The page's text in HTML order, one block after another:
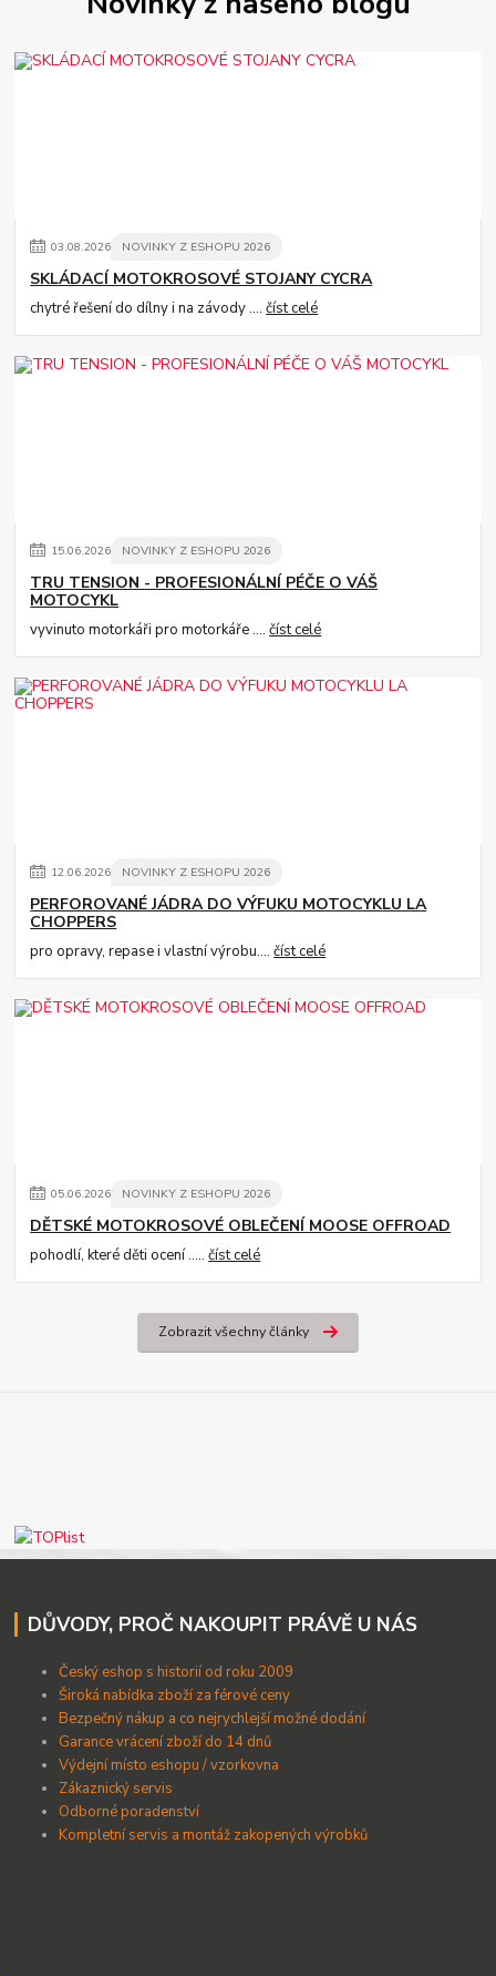
03.08.2026 NOVINKY Z ESHOPU 2026
SKLÁDACÍ MOTOKROSOVÉ STOJANY CYCRA
chytré řešení do dílny i na závody ....číst celé
15.06.2026 NOVINKY Z ESHOPU 2026
TRU TENSION - PROFESIONÁLNÍ PÉČE O VÁŠ
MOTOCYKL
vyvinuto motorkáři pro motorkáře ....číst celé
12.06.2026 NOVINKY Z ESHOPU 2026
PERFOROVANÉ JÁDRA DO VÝFUKU MOTOCYKLU LA
CHOPPERS
pro opravy, repase i vlastní výrobu....číst celé
05.06.2026 NOVINKY Z ESHOPU 2026
DĚTSKÉ MOTOKROSOVÉ OBLEČENÍ MOOSE OFFROAD
pohodlí, které děti ocení .....číst celé
Zobrazit všechny články
DŮVODY, PROČ NAKOUPIT PRÁVĚ U NÁS
Český eshop s historií od roku 2009
Široká nabídka zboží za férové ceny
Bezpečný nákup a co nejrychlejší možné dodání
Garance vrácení zboží do 14 dnů
Výdejní místo eshopu / vzorkovna
Zákaznický servis
Odborné poradenství
Kompletní servis a montáž zakopených výrobků